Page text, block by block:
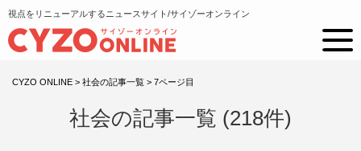
視点をリニューアルするニュースサイト/サイゾーオンライン
CYZO ONLINE > 社会の記事一覧 > 7ページ目
社会の記事一覧 (218件)